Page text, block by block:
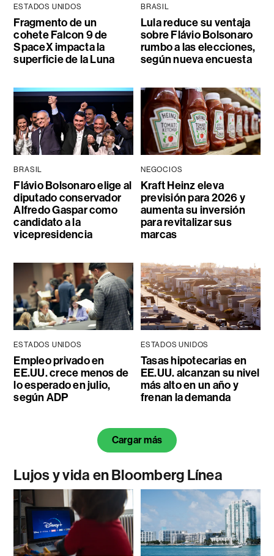
ESTADOS UNIDOS
Fragmento de un
cohete Falcon 9 de
SpaceX impacta la
superficie de la Luna
BRASIL
Lula reduce su ventaja
sobre Flávio Bolsonaro
rumbo a las elecciones,
según nueva encuesta
BRASIL
Flávio Bolsonaro elige al
diputado conservador
Alfredo Gaspar como
candidato a la
vicepresidencia
NEGOCIOS
Kraft Heinz eleva
previsión para 2026 y
aumenta su inversión
para revitalizar sus
marcas
ESTADOS UNIDOS
Empleo privado en
EE.UU. crece menos de
lo esperado en julio,
según ADP
ESTADOS UNIDOS
Tasas hipotecarias en
EE.UU. alcanzan su nivel
más alto en un año y
frenan la demanda
Cargar más
Lujos y vida en Bloomberg Línea